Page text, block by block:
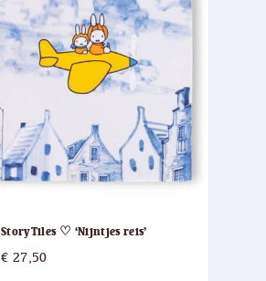
StoryTiles ♡ ‘Nijntjes reis’
€ 27,50